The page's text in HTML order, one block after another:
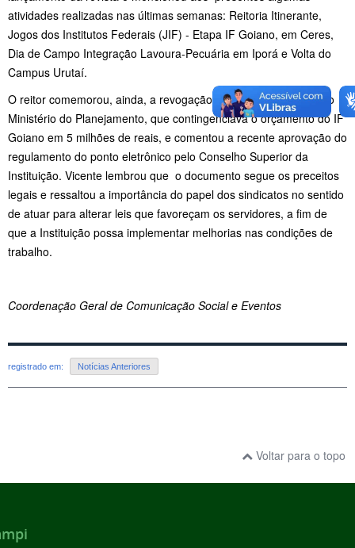
atividades realizadas nas últimas semanas: Reitoria Itinerante,
Jogos dos Institutos Federais (JIF) - Etapa IF Goiano, em Ceres,
Dia de Campo Integração Lavoura-Pecuária em Iporá e Volta do
Campus Urutaí.
O reitor comemorou, ainda, a revogação da Portaria 28/2017, do
Ministério do Planejamento, que contingenciava o orçamento do IF
Goiano em 5 milhões de reais, e comentou a recente aprovação do
regulamento do ponto eletrônico pelo Conselho Superior da
Instituição. Vicente lembrou que o documento segue os preceitos
legais e ressaltou a importância do papel dos sindicatos no sentido
de atuar para alterar leis que favoreçam os servidores, a fim de
que a Instituição possa implementar melhorias nas condições de
trabalho.
Coordenação Geral de Comunicação Social e Eventos
registrado em: Notícias Anteriores
Voltar para o topo